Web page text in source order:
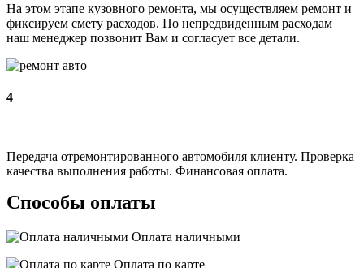
На этом этапе кузовного ремонта, мы осуществляем ремонт и
фиксируем смету расходов. По непредвиденным расходам
наш менеджер позвонит Вам и согласует все детали.
4
Передача отремонтированного автомобиля клиенту. Проверка
качества выполнения работы. Финансовая оплата.
Способы оплаты
Оплата наличными
Оплата по карте